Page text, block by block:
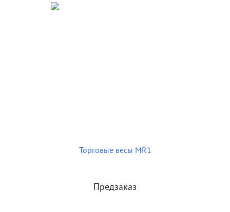
Торговые весы MR1
Предзаказ